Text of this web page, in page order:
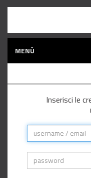
MENÙ
Inserisci le